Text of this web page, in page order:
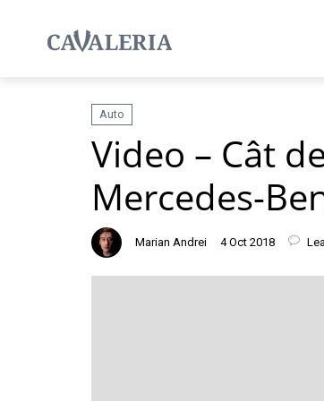
Auto
Video – Cât
Mercedes-
Marian Andrei 4 Oct 2018